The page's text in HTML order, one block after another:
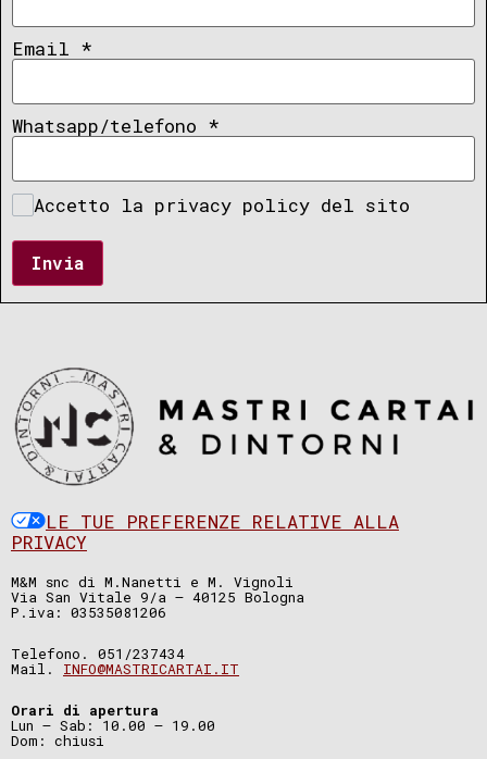
Email *
Whatsapp/telefono *
Accetto la privacy policy del sito
Invia
LE TUE PREFERENZE RELATIVE ALLA
PRIVACY
M&M snc di M.Nanetti e M. Vignoli
Via San Vitale 9/a – 40125 Bologna
P.iva: 03535081206
Telefono. 051/237434
Mail. INFO@MASTRICARTAI.IT
Orari di apertura
Lun – Sab: 10.00 – 19.00
Dom: chiusi